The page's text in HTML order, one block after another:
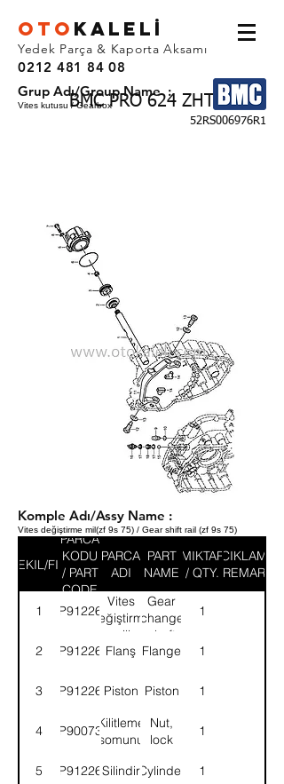
OTO KALEL İ
Yedek Parça & Kaporta Aksamı
0212 481 84 08
BMC PRO 624 ZHT
Grup Adı/Group Name :
Vites kutusu / Gearbox
52RS006976R1
Komple Adı/Assy Name :
Vites değiştirme mil(zf 9s 75) / Gear shift rail (zf 9s 75)
SEKIL/FIG
PARCA
KODU
/ PART
CODE
PARCA
ADI
PART
NAME
MIKTAR
/ QTY.
ACIKLAMA
/ REMARK
1 9P912261
Vites
değiştirme
mili
Gear
change
shaft
1
2 9P912262Flanş Flange 1
3 9P912263Piston Piston 1
4 9P900730
Kilitleme
somunu
Nut,
lock
1
5 9P912264SilindirCylinder 1